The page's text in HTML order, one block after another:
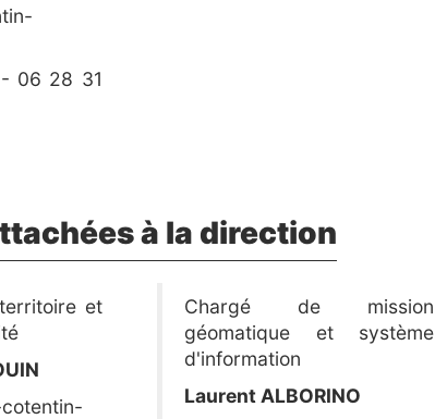
06 28 31
à la direction
et
Chargé de mission
géomatique et système
d'information
Laurent ALBORINO